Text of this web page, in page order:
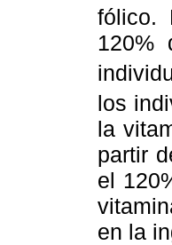
fólico.
120%
los
la
partir
el
en la